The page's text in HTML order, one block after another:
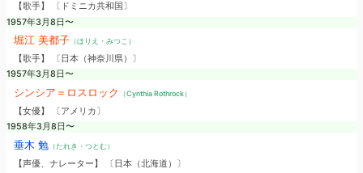
【歌手】 〔ドミニカ共和国〕
1957年3月8日〜
堀江 美都子（ほりえ・みつこ）
【歌手】 〔日本（神奈川県）〕
1957年3月8日〜
シンシア＝ロスロック （Cynthia Rothrock）
【女優】 〔アメリカ〕
1958年3月8日〜
垂木 勉（たれき・つとむ）
【声優、ナレーター】 〔日本（北海道）〕